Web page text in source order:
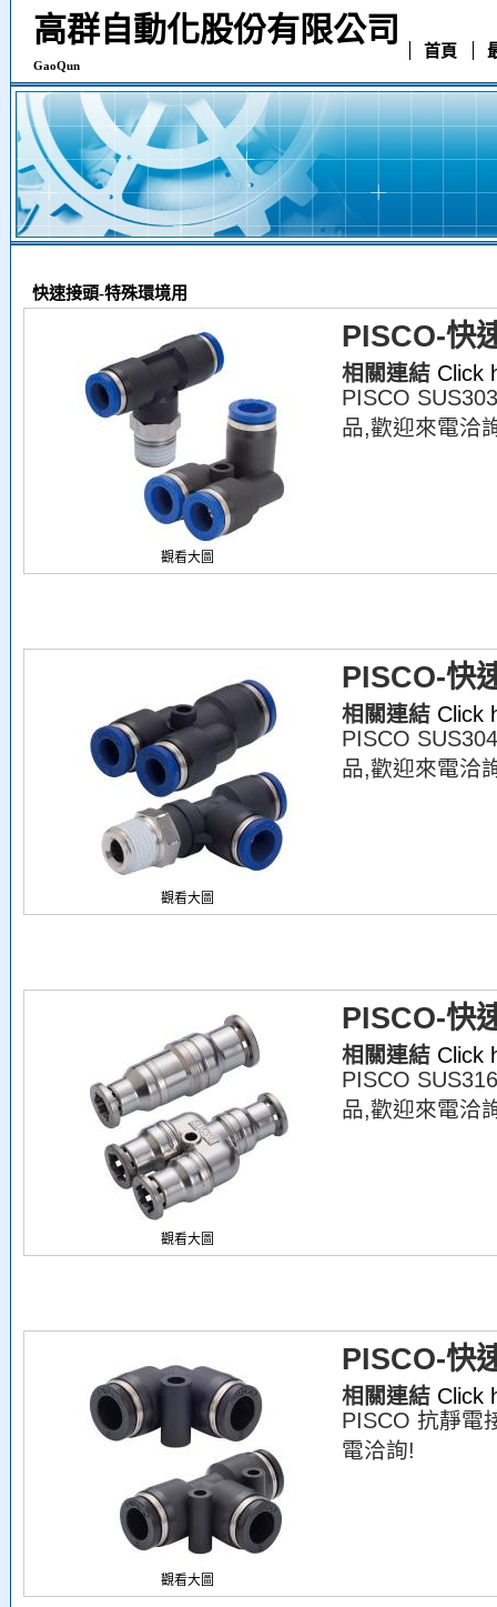
高群自動化股份有限公司
GaoQun
首頁
快速接頭-特殊環境用
觀看大圖
PISCO-快
相關連結 Click
PISCO
品,歡迎來電洽
觀看大圖
PISCO-快
相關連結 Click
PISCO
品,歡迎來電洽
觀看大圖
PISCO-快
相關連結 Click
PISCO
品,歡迎來電洽
觀看大圖
PISCO-快
相關連結 Click
PISCO 抗靜電
電洽詢!